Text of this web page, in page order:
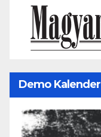
Demo Kalender